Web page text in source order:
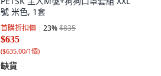
號 米色, 1套
首購折扣價 23%$835
$635
($635.00/1個)
缺貨